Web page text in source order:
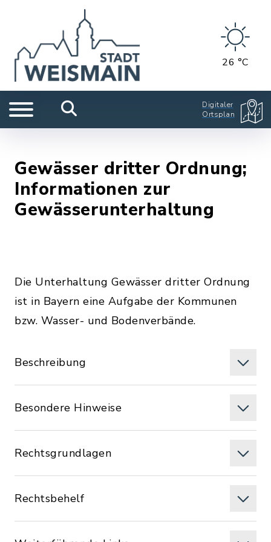
26 °C
Digitaler
Ortsplan
Gewässer dritter Ordnung;
Informationen zur
Gewässerunterhaltung
Die Unterhaltung Gewässer dritter Ordnung
ist in Bayern eine Aufgabe der Kommunen
bzw. Wasser- und Bodenverbände.
Beschreibung
Besondere Hinweise
Rechtsgrundlagen
Rechtsbehelf